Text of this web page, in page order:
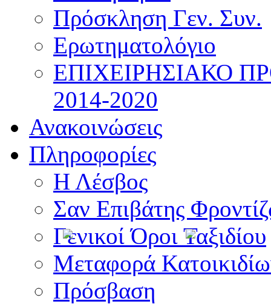
Πρόσκληση Γεν. Συν.
Ερωτηματολόγιο
ΕΠΙΧΕΙΡΗΣΙΑΚΟ
2014-2020
Ανακοινώσεις
Πληροφορίες
Η Λέσβος
Σαν Επιβάτης
Γενικοί Όροι Ταξιδίου
Μεταφορά
Πρόσβαση